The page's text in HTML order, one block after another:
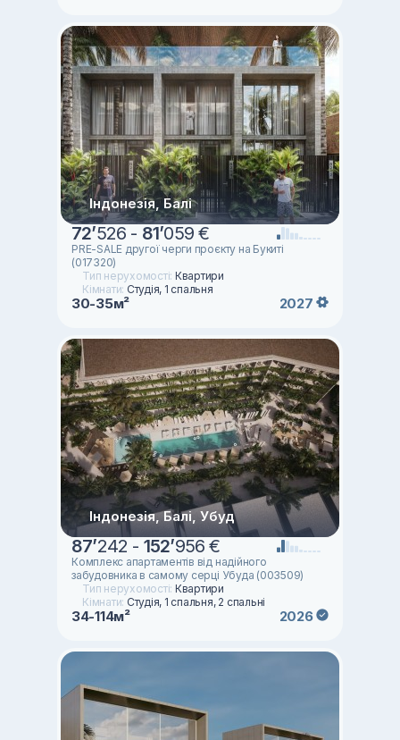
Індонезія, Балі
72’526 - 81’059 €
PRE-SALE другої черги проєкту на Букиті
(017320)
Тип нерухомості: Квартири
Кімнати: Студія, 1 спальня
30-35м² 2027
Індонезія, Балі, Убуд
87’242 - 152’956 €
Комплекс апартаментів від надійного
забудовника в самому серці Убуда (003509)
Тип нерухомості: Квартири
Кімнати: Студія, 1 спальня, 2 спальні
34-114м² 2026